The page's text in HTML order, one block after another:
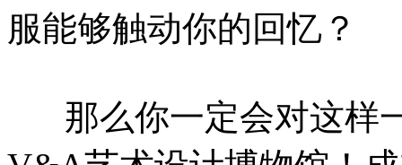
服能够触动你的回忆？
那么你一定会对这样